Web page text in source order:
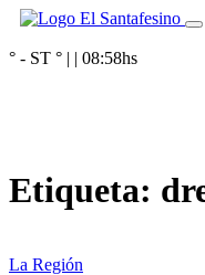
° - ST ° | | 08:58hs
Etiqueta:
La Región